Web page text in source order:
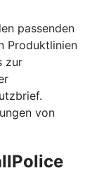
passenden
Produktlinien
zur
von